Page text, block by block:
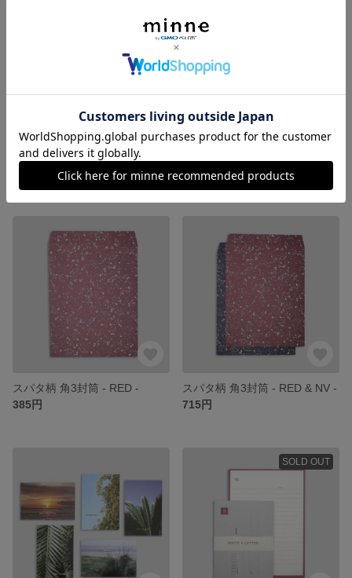
スタンプ - HAPPY BIRTHDAY -
385円
スパタ柄 角3封筒 - RED -
385円
スパタ柄 角3封筒 - RED & NV -
715円
SOLD OUT